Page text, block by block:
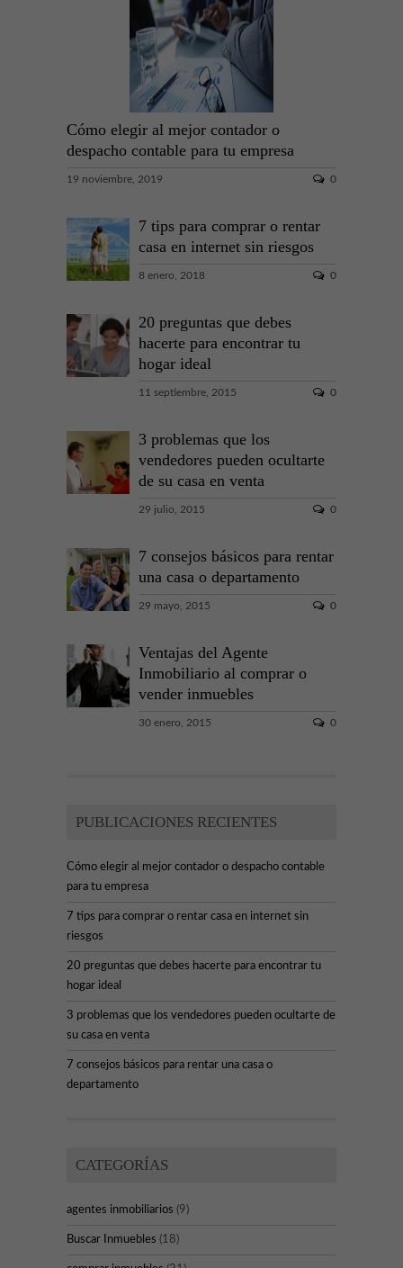
Cómo elegir al mejor contador o
despacho contable para tu empresa
19 noviembre, 2019 0
7 tips para comprar o rentar
casa en internet sin riesgos
8 enero, 2018 0
20 preguntas que debes
hacerte para encontrar tu
hogar ideal
11 septiembre, 2015 0
3 problemas que los
vendedores pueden ocultarte
de su casa en venta
29 julio, 2015 0
7 consejos básicos para rentar
una casa o departamento
29 mayo, 2015 0
Ventajas del Agente
Inmobiliario al comprar o
vender inmuebles
30 enero, 2015 0
PUBLICACIONES RECIENTES
Cómo elegir al mejor contador o despacho contable
para tu empresa
7 tips para comprar o rentar casa en internet sin
riesgos
20 preguntas que debes hacerte para encontrar tu
hogar ideal
3 problemas que los vendedores pueden ocultarte de
su casa en venta
7 consejos básicos para rentar una casa o
departamento
CATEGORÍAS
agentes inmobiliarios (9)
Buscar Inmuebles (18)